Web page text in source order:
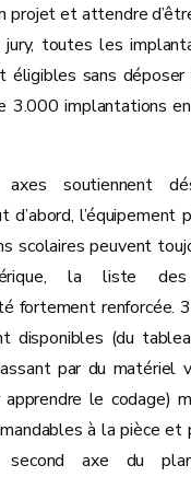
projet et attendre
jury, toutes les
éligibles sans déposer
3.000 implantations
axes soutiennent
d’abord, l’équipement
scolaires peuvent
la liste des
fortement renforcée.
disponibles (du
par du matériel
le codage)
à la pièce
axe du